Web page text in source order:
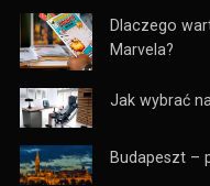
Dlaczego
Marvela?
Jak wybrać
Budapeszt –